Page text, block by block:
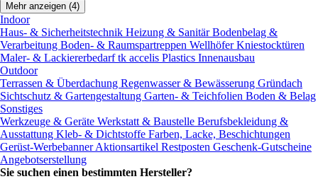
Mehr anzeigen (4)
Indoor
Haus- & Sicherheitstechnik Heizung & SanitärBodenbelag &
Verarbeitung Boden- & Raumspartreppen Wellhöfer Kniestocktüren
Maler- & Lackiererbedarftk accelis Plastics Innenausbau
Outdoor
Terrassen & Überdachung Regenwasser & Bewässerung Gründach
Sichtschutz & Gartengestaltung Garten- & Teichfolien Boden & Belag
Sonstiges
Werkzeuge & Geräte Werkstatt & Baustelle Berufsbekleidung &
Ausstattung Kleb- & Dichtstoffe Farben, Lacke, Beschichtungen
Gerüst-WerbebannerAktionsartikel Restposten Geschenk-Gutscheine
Angebotserstellung
Sie suchen einen bestimmten Hersteller?